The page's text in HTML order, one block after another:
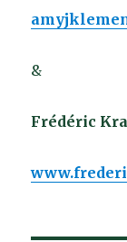
&
Frédéric